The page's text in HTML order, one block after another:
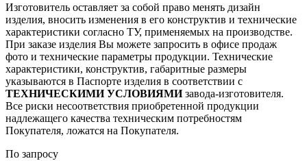
Изготовитель оставляет за собой право менять дизайн
изделия, вносить изменения в его конструктив и технические
характеристики согласно ТУ, применяемых на производстве.
При заказе изделия Вы можете запросить в офисе продаж
фото и технические параметры продукции. Технические
характеристики, конструктив, габаритные размеры
указываются в Паспорте изделия в соответствии с
ТЕХНИЧЕСКИМИ УСЛОВИЯМИзавода-изготовителя.
Все риски несоответствия приобретенной продукции
надлежащего качества техническим потребностям
Покупателя, ложатся на Покупателя.
По запросу